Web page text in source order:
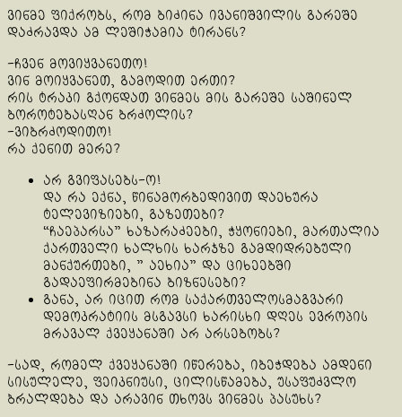
ვინმე ფიქრობს, რომ ბიძინა ივანიშვილის გარეშე
დაძრავდა ამ ლეშიჭამია ტირანს?
-ჩვენ მოვიყვანეთო!
ვინ მოიყვანეთ, გამოდით ერთი?
რის ტრაკი გქონდათ ვინმეს მის გარეშე საშინელ
ბოროტებასღან ბრძოლის?
-ვიბრძოდითო!
რა ქენით მერე?
არ გვიფასებს-ო!
და რა ექნა, წინამორბედივით დაეხურა
ტელევიზიები, გაზეთები?
“ჩაეპარსა” ხაზარაძეები, ჭყონიები, მართალია
ქართველი ხალხის ხარჯზე გამდიდრებული
მანქურთები, ” აეხია” და ციხეებში
გადაეფირმებინა ბიზნესები?
განა, არ იცით რომ საქართველოსმაგვარი
დემოკრატიის მსგავსი ხარისხი დღეს ევროპის
მრავალ ქვეყანაში არ არსებობს?
-სად, რომელ ქვეყანაში იწერება, იბეჭდება ამდენი
სისულელე, ფეიკნიუსი, ცილისწამება, უსაფუძვლო
ბრალდება და არავინ თხოვს ვინმეს პასუხს?